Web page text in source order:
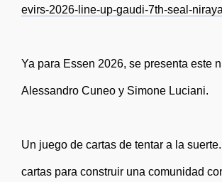
evirs-2026-line-up-gaudi-7th-seal-
Ya para Essen 2026, se presenta este
Alessandro Cuneo y Simone Luciani.
Un juego de cartas de tentar a la
cartas para construir una comunidad